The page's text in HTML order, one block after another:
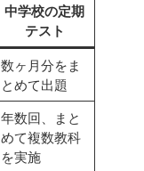
中学校の定期
テスト
数ヶ月分をま
とめて出題
年数回、まと
めて複数教科
を実施